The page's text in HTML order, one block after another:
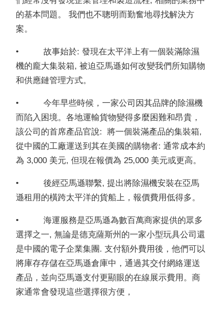
的基本問題。 我們也不聰明而勤奮地尋找解決方
案。
• 故事始於: 發現在太平洋上有一個裝滿除濕
機的龐大集裝箱, 被迫亞馬遜如何改變我們所知購物
和供應鏈管理方式。
• 今年早些時候，一家公司因其品牌的除濕機
而陷入困境。各地運輸貨物變得多麼困難和昂貴，
該公司的首席產品官說: 將一個裝滿產品的集裝箱,
從中國的工廠運送到其在美國的購物者: 通常成本約
為 3,000 美元, 但現在報價為 25,000 美元或更高。
• 後經亞馬遜聯繫, 提出將除濕機安裝在亞馬
遜租用的橫跨太平洋的貨船上，報價費用低得多。
• 海運服務是亞馬遜為數百萬商家提供的眾多
選擇之一, 無論是德克薩斯州的一家小型玩具公司還
是中國的電子企業集團. 支付額外費用後，他們可以
將庫存存儲在亞馬遜倉庫中，通過其交付網絡運送
產品，並向亞馬遜支付更顯眼的在線展示費用。商
家通常會發現這些選擇很方便，